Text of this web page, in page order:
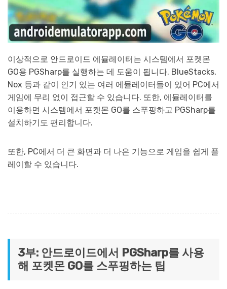
이상적으로 안드로이드 에뮬레이터는 시스템에서 포켓몬
GO용 PGSharp를 실행하는 데 도움이 됩니다. BlueStacks,
Nox 등과 같이 인기 있는 여러 에뮬레이터들이 있어 PC에서
게임에 무리 없이 접근할 수 있습니다. 또한, 에뮬레이터를
이용하면 시스템에서 포켓몬 GO를 스푸핑하고 PGSharp를
설치하기도 편리합니다.
또한, PC에서 더 큰 화면과 더 나은 기능으로 게임을 쉽게 플
레이할 수 있습니다.
3부: 안드로이드에서 PGSharp를 사용
해 포켓몬 GO를 스푸핑하는 팁